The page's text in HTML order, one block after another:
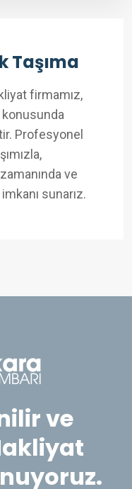
Taşıma
firmamız,
konusunda
Profesyonel
ve
sunarız.
ve